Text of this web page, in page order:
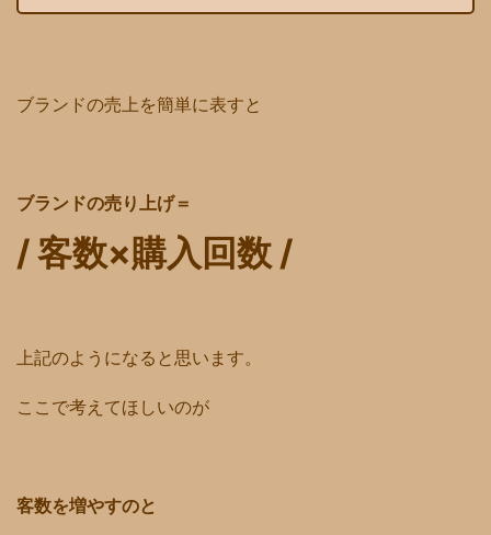
ブランドの売上を簡単に表すと
ブランドの売り上げ＝
/ 客数×購入回数 /
上記のようになると思います。
ここで考えてほしいのが
客数を増やすのと